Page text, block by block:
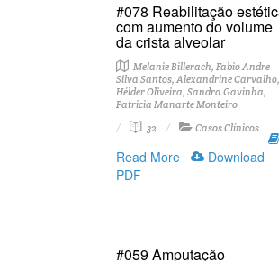
#078 Reabilitação
com aumento do volume
da crista alveolar
Melanie Billerach, Fabio Andre
Silva Santos, Alexandrine Carvalho,
Hélder Oliveira, Sandra Gavinha,
Patricia Manarte Monteiro
32
Casos Clínicos
Read More
Download
PDF
#059 Amputação